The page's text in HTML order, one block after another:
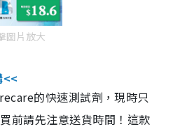
圖片放大
<<
的快速測試劑，現時只
前請先注意送貨時間！這款